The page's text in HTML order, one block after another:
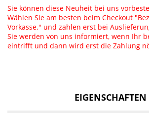
Sie können diese Neuheit bei uns
Wählen Sie am besten beim Checkout
Vorkasse." und zahlen erst bei
Sie werden von uns informiert, wenn Ihr
eintrifft und dann wird erst die Zahlung
EIGENSCHAFTEN